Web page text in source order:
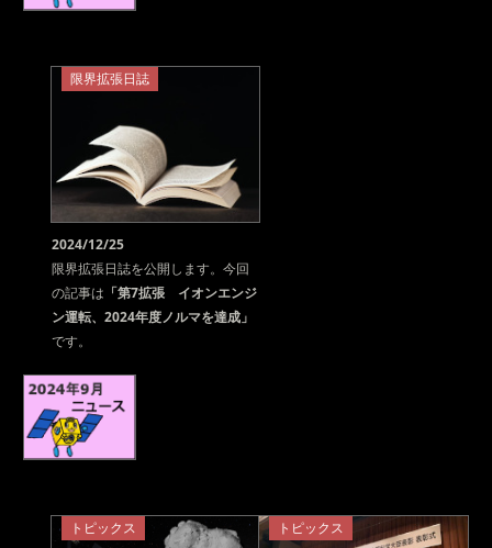
限界拡張日誌
2024/12/25
限界拡張日誌を公開します。今回
の記事は 「第7拡張 イオンエンジ
ン運転、2024年度ノルマを達成」
です。
トピックス トピックス